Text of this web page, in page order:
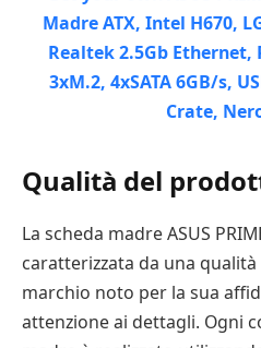
Qualità del
La scheda madre ASUS
caratterizzata da una qualità
marchio noto per la sua
attenzione ai dettagli. Ogni